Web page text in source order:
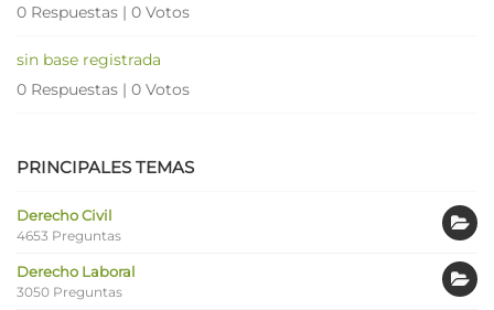
0 Respuestas | 0 Votos
sin base registrada
0 Respuestas | 0 Votos
PRINCIPALES TEMAS
Derecho Civil
4653 Preguntas
Derecho Laboral
3050 Preguntas